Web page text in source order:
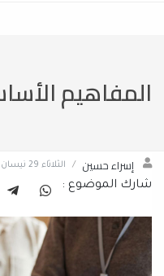
المفاهيم
إسراء حسين / الثلاثاء 29 نيسان 2025
شارك الموضوع :